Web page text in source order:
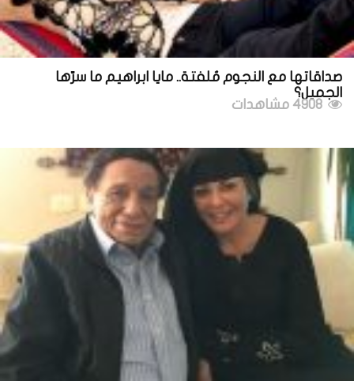
صداقاتها مع النجوم مُلفتة.. مايا ابراهيم ما سرّها
الجميل؟